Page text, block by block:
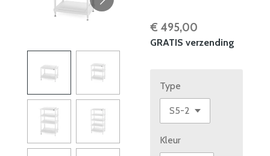
€ 495,00
GRATIS verzending
Type
Kleur